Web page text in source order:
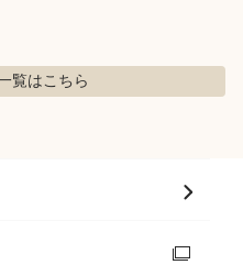
覧はこちら